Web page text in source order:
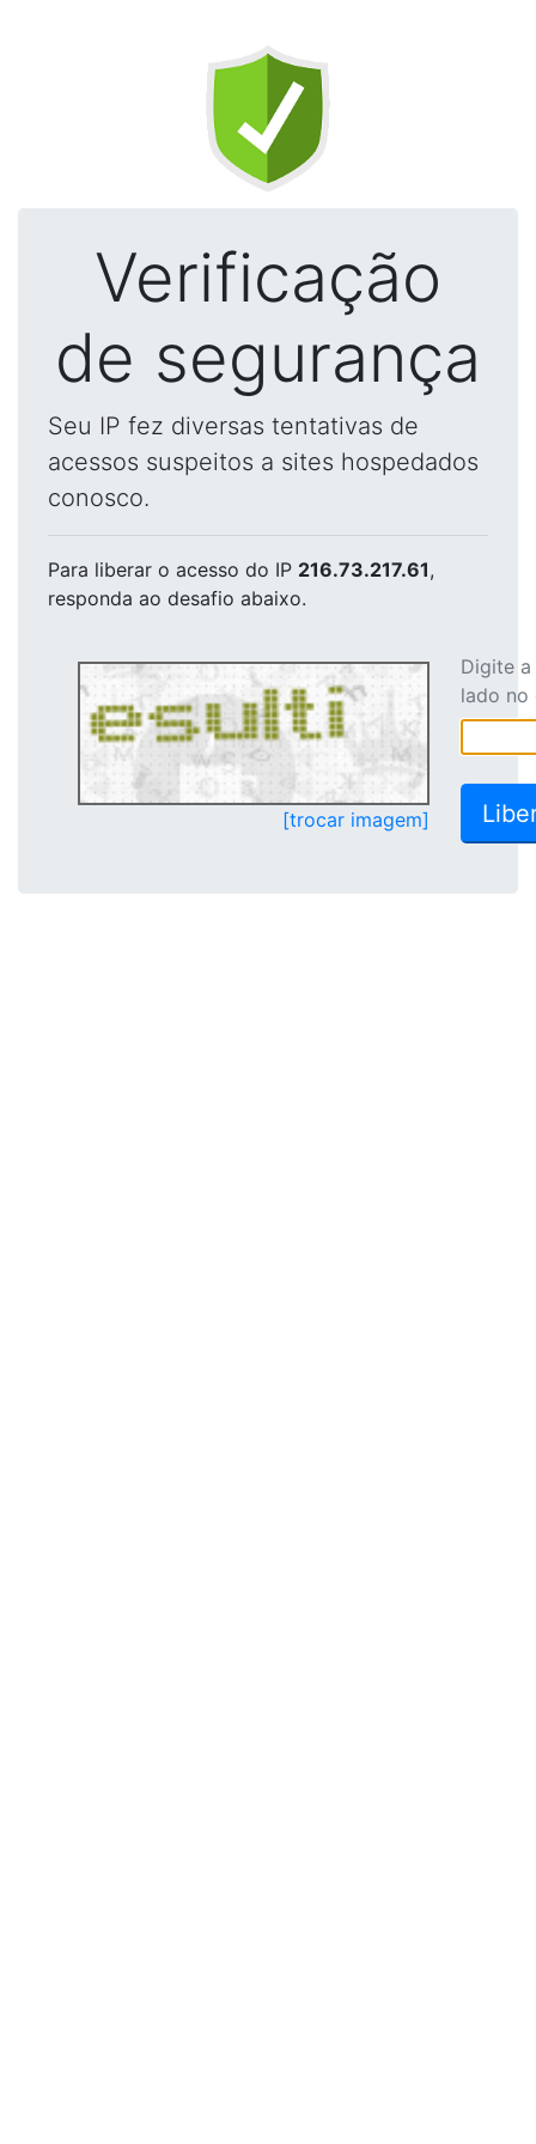
Verificação
de segurança
Seu IP fez diversas tentativas de
acessos suspeitos a sites hospedados
conosco.
Para liberar o acesso do IP 216.73.217.61,
responda ao desafio abaixo.
[trocar imagem]
Digite
lado no